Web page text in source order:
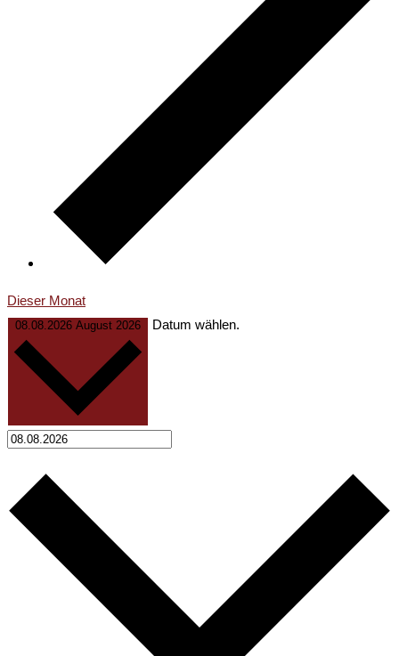
Dieser Monat
08.08.2026 August 2026 Datum wählen.